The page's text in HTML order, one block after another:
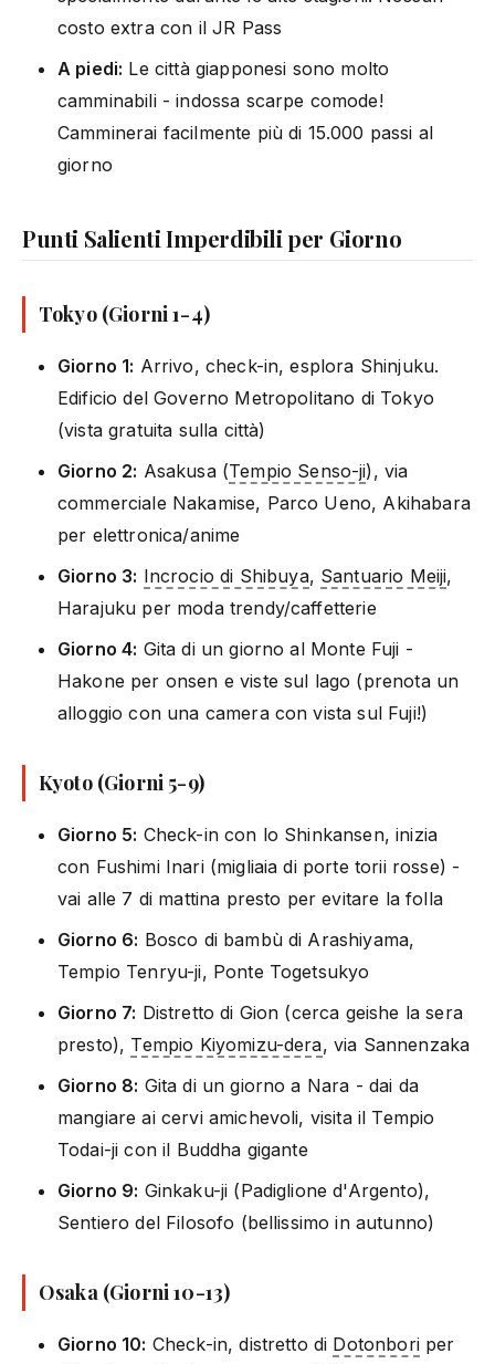
costo extra con il JR Pass
A piedi: Le città giapponesi sono molto
camminabili - indossa scarpe comode!
Camminerai facilmente più di 15.000 passi al
giorno
Punti Salienti Imperdibili per Giorno
Tokyo (Giorni 1-4)
Giorno 1: Arrivo, check-in, esplora Shinjuku.
Edificio del Governo Metropolitano di Tokyo
(vista gratuita sulla città)
Giorno 2: Asakusa (Tempio Senso-ji), via
commerciale Nakamise, Parco Ueno, Akihabara
per elettronica/anime
Giorno 3: Incrocio di Shibuya, Santuario Meiji,
Harajuku per moda trendy/caffetterie
Giorno 4: Gita di un giorno al Monte Fuji -
Hakone per onsen e viste sul lago (prenota un
alloggio con una camera con vista sul Fuji!)
Kyoto (Giorni 5-9)
Giorno 5: Check-in con lo Shinkansen, inizia
con Fushimi Inari (migliaia di porte torii rosse) -
vai alle 7 di mattina presto per evitare la folla
Giorno 6: Bosco di bambù di Arashiyama,
Tempio Tenryu-ji, Ponte Togetsukyo
Giorno 7: Distretto di Gion (cerca geishe la sera
presto), Tempio Kiyomizu-dera, via Sannenzaka
Giorno 8: Gita di un giorno a Nara - dai da
mangiare ai cervi amichevoli, visita il Tempio
Todai-ji con il Buddha gigante
Giorno 9: Ginkaku-ji (Padiglione d'Argento),
Sentiero del Filosofo (bellissimo in autunno)
Osaka (Giorni 10-13)
Giorno 10: Check-in, distretto di Dotonboriper